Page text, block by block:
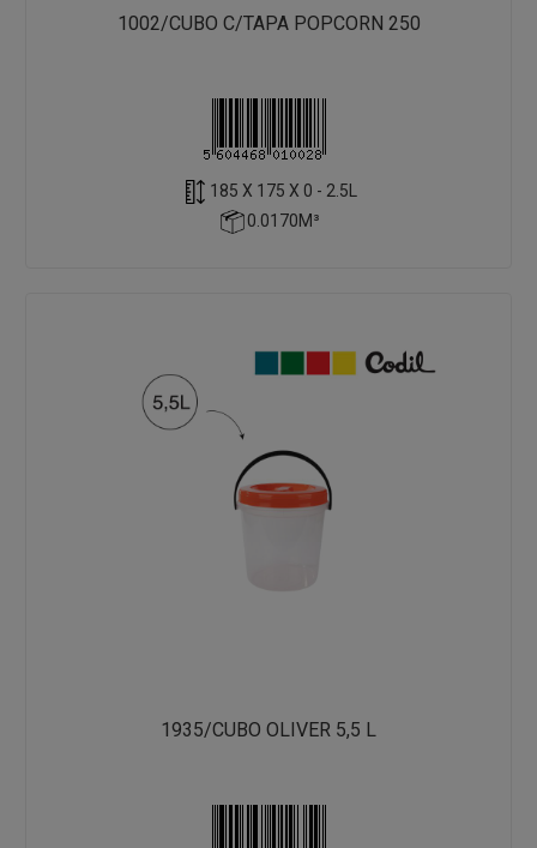
1002/CUBO C/TAPA POPCORN 250
185 X 175 X 0 - 2.5L
0.0170M³
1935/CUBO OLIVER 5,5 L